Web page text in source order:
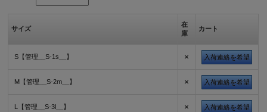
サイズ
在
庫
カート
S【管理__S-1s__】 × 入荷連絡を希望
M【管理__S-2m__】 × 入荷連絡を希望
L【管理__S-3l__】 × 入荷連絡を希望